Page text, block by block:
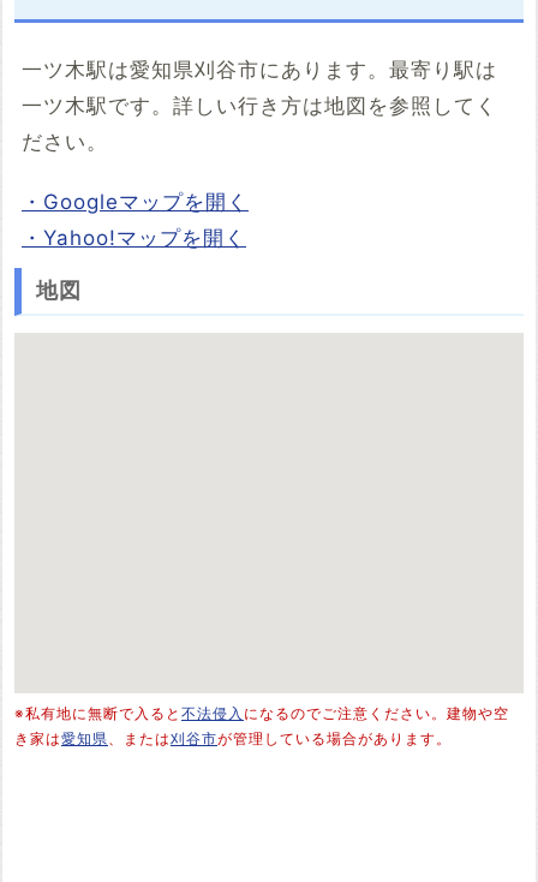
一ツ木駅は愛知県刈谷市にあります。最寄り駅は
一ツ木駅です。詳しい行き方は地図を参照してく
ださい。
・Googleマップを開く
・Yahoo!マップを開く
地図
※私有地に無断で入ると 不法侵入 になるのでご注意ください。建物や空
き家は愛知県 、または刈谷市が管理している場合があります。